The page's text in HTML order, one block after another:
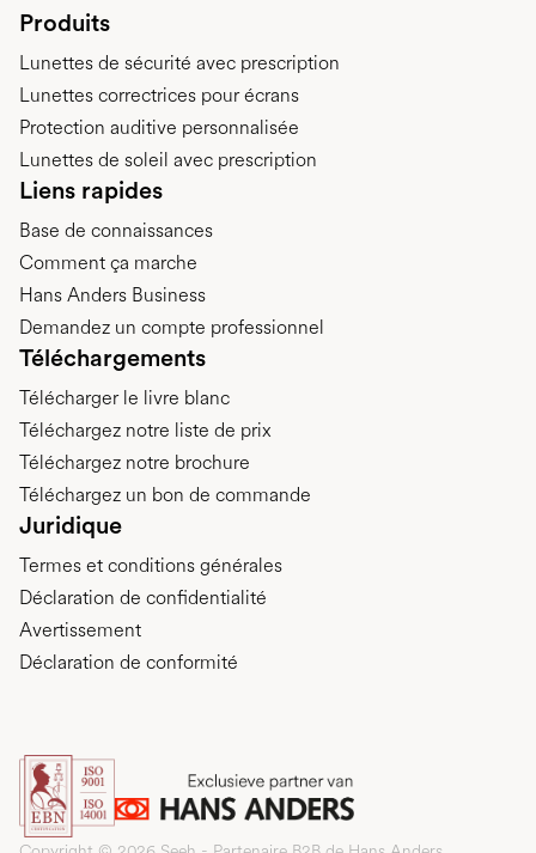
Produits
Lunettes de sécurité avec prescription
Lunettes correctrices pour écrans
Protection auditive personnalisée
Lunettes de soleil avec prescription
Liens rapides
Base de connaissances
Comment ça marche
Hans Anders Business
Demandez un compte professionnel
Téléchargements
Télécharger le livre blanc
Téléchargez notre liste de prix
Téléchargez notre brochure
Téléchargez un bon de commande
Juridique
Termes et conditions générales
Déclaration de confidentialité
Avertissement
Déclaration de conformité